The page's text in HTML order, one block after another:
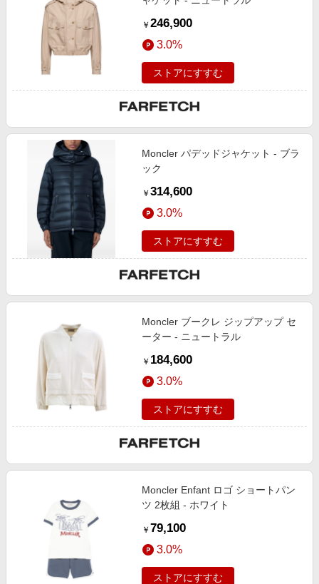
￥ 246,900
3.0%
ストアにすすむ
Moncler パデッドジャケット - ブラ
ック
￥ 314,600
3.0%
ストアにすすむ
Moncler ブークレ ジップアップ セ
ーター - ニュートラル
￥ 184,600
3.0%
ストアにすすむ
Moncler Enfant ロゴ ショートパン
ツ 2枚組 - ホワイト
￥ 79,100
3.0%
ストアにすすむ